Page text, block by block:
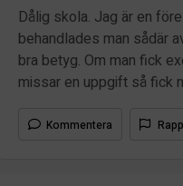
Dålig skola. Jag är en
behandlades man sådär
bra betyg. Om man fick
missar en uppgift så fick
Kommentera